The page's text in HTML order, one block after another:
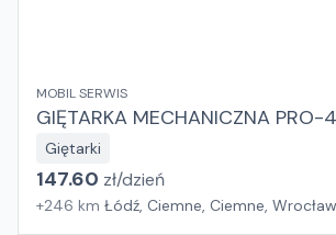
MOBIL SERWIS
GIĘTARKA MECHANICZNA PRO-
Giętarki
147.60 zł/dzień
+246 km Łódź, Ciemne, Ciemne,